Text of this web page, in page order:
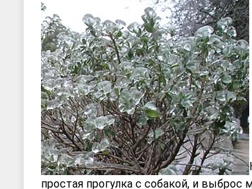
простая прогулка с собакой, и выброс